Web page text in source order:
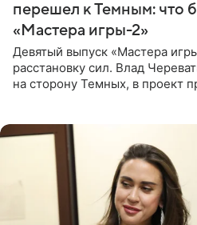
перешел к Темным: что
«Мастера игры-2»
Девятый выпуск «Мастера
расстановку сил. Влад
на сторону Темных, в проект